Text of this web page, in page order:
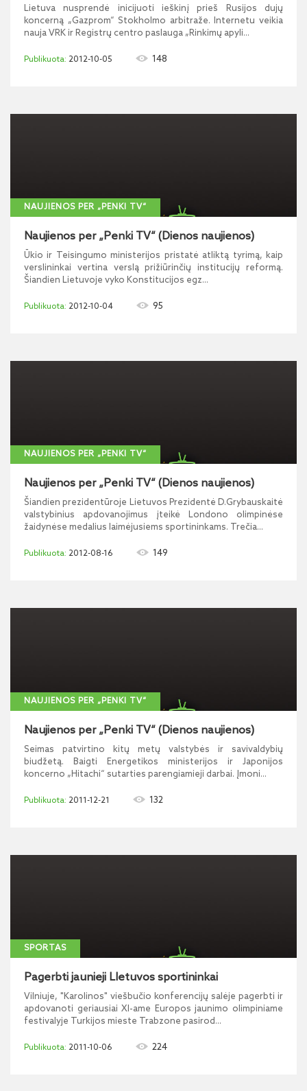
Lietuva nusprendė inicijuoti ieškinį prieš Rusijos dujų
koncerną „Gazprom“ Stokholmo arbitraže. Internetu veikia
nauja VRK ir Registrų centro paslauga „Rinkimų apyli...
2012-10-05 148
NAUJIENOS PER „PENKI TV“
Naujienos per „Penki TV“ (Dienos naujienos)
Ūkio ir Teisingumo ministerijos pristatė atliktą tyrimą, kaip
verslininkai vertina verslą prižiūrinčių institucijų reformą.
Šiandien Lietuvoje vyko Konstitucijos egz...
2012-10-04 95
NAUJIENOS PER „PENKI TV“
Naujienos per „Penki TV“ (Dienos naujienos)
Šiandien prezidentūroje Lietuvos Prezidentė D.Grybauskaitė
valstybinius apdovanojimus įteikė Londono olimpinėse
žaidynėse medalius laimėjusiems sportininkams. Trečia...
2012-08-16 149
NAUJIENOS PER „PENKI TV“
Naujienos per „Penki TV“ (Dienos naujienos)
Seimas patvirtino kitų metų valstybės ir savivaldybių
biudžetą. Baigti Energetikos ministerijos ir Japonijos
koncerno „Hitachi“ sutarties parengiamieji darbai. Įmoni...
2011-12-21 132
SPORTAS
Pagerbti jaunieji LIetuvos sportininkai
Vilniuje, "Karolinos" viešbučio konferencijų salėje pagerbti ir
apdovanoti geriausiai XI-ame Europos jaunimo olimpiniame
festivalyje Turkijos mieste Trabzone pasirod...
2011-10-06 224